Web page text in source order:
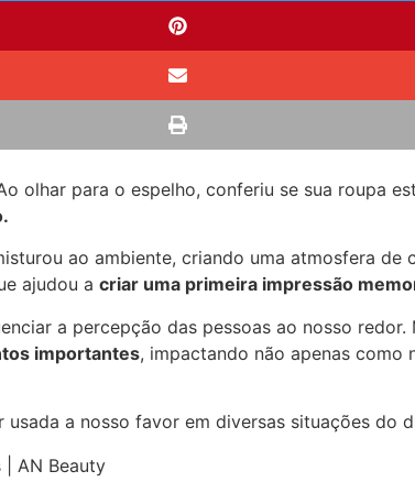
olhar para o espelho, conferiu se sua roupa
ao ambiente, criando uma atmosfera
ajudou a criar uma primeira impressão
a percepção das pessoas ao nosso redor.
importantes, impactando não apenas como
a nosso favor em diversas situações do